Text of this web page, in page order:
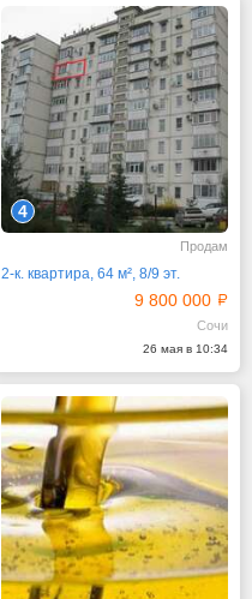
4
Продам
2-к. квартира, 64 м², 8/9 эт.
9 800 000
Сочи
26 мая в 10:34